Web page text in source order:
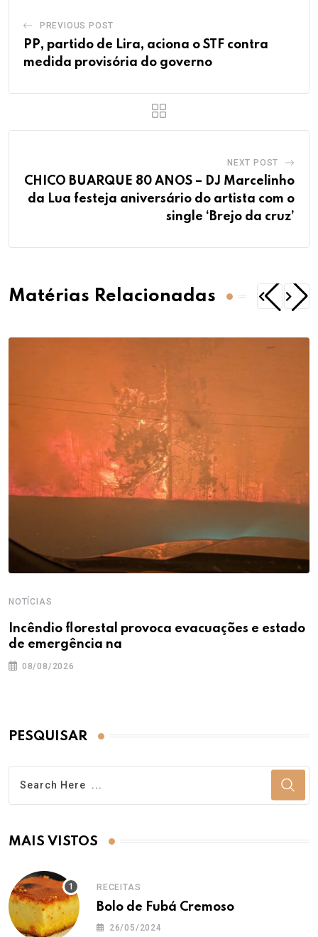
PREVIOUS POST
PP, partido de Lira, aciona o STF contra
medida provisória do governo
NEXT POST
CHICO BUARQUE 80 ANOS – DJ Marcelinho
da Lua festeja aniversário do artista com o
single ‘Brejo da cruz’
Matérias Relacionadas
NOTÍCIAS
Incêndio florestal provoca evacuações e estado
de emergência na
08/08/2026
PESQUISAR
MAIS VISTOS
RECEITAS
Bolo de Fubá Cremoso
26/05/2024